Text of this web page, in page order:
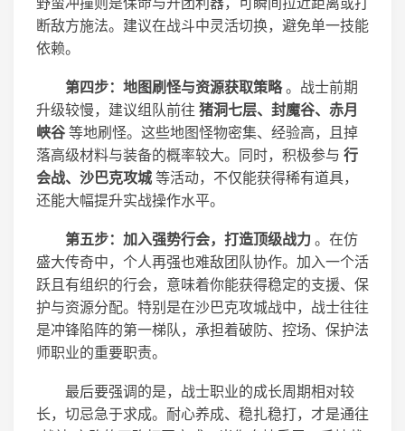
野蛮冲撞则是保命与开团利器，可瞬间拉近距离或打
断敌方施法。建议在战斗中灵活切换，避免单一技能
依赖。
第四步：地图刷怪与资源获取策略。战士前期
升级较慢，建议组队前往 猪洞七层、封魔谷、赤月
峡谷 等地刷怪。这些地图怪物密集、经验高，且掉
落高级材料与装备的概率较大。同时，积极参与 行
会战、沙巴克攻城 等活动，不仅能获得稀有道具，
还能大幅提升实战操作水平。
第五步：加入强势行会，打造顶级战力 。在仿
盛大传奇中，个人再强也难敌团队协作。加入一个活
跃且有组织的行会，意味着你能获得稳定的支援、保
护与资源分配。特别是在沙巴克攻城战中，战士往往
是冲锋陷阵的第一梯队，承担着破防、控场、保护法
师职业的重要职责。
最后要强调的是，战士职业的成长周期相对较
长，切忌急于求成。耐心养成、稳扎稳打，才是通往